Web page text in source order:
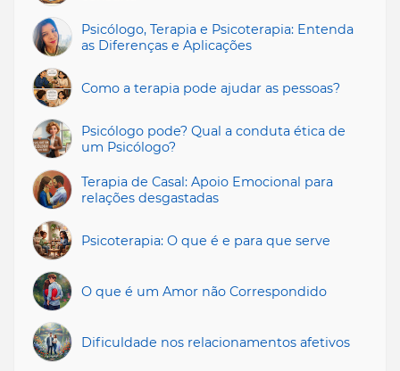
Psicólogo, Terapia e Psicoterapia: Entenda
as Diferenças e Aplicações
Como a terapia pode ajudar as pessoas?
Psicólogo pode? Qual a conduta ética de
um Psicólogo?
Terapia de Casal: Apoio Emocional para
relações desgastadas
Psicoterapia: O que é e para que serve
O que é um Amor não Correspondido
Dificuldade nos relacionamentos afetivos